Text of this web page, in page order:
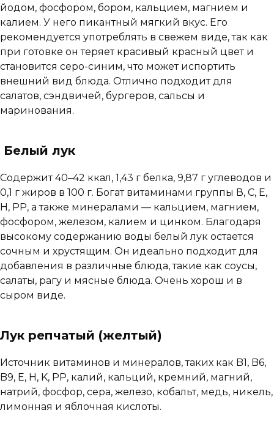
йодом, фосфором, бором, кальцием, магнием и
калием. У него пикантный мягкий вкус. Его
рекомендуется употреблять в свежем виде, так как
при готовке он теряет красивый красный цвет и
становится серо-синим, что может испортить
внешний вид блюда. Отлично подходит для
салатов, сэндвичей, бургеров, сальсы и
маринования.
Белый лук
Содержит 40–42 ккал, 1,43 г белка, 9,87 г углеводов и
0,1 г жиров в 100 г. Богат витаминами группы В, C, E,
H, PP, а также минералами — кальцием, магнием,
фосфором, железом, калием и цинком. Благодаря
высокому содержанию воды белый лук остается
сочным и хрустящим. Он идеально подходит для
добавления в различные блюда, такие как соусы,
салаты, рагу и мясные блюда. Очень хорош и в
сыром виде.
Лук репчатый (желтый)
Источник витаминов и минералов, таких как B1, B6,
B9, E, H, K, PP, калий, кальций, кремний, магний,
натрий, фосфор, сера, железо, кобальт, медь, никель,
лимонная и яблочная кислоты.